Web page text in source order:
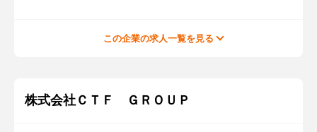
この企業の求人一覧を見る
株式会社ＣＴＦ ＧＲＯＵＰ